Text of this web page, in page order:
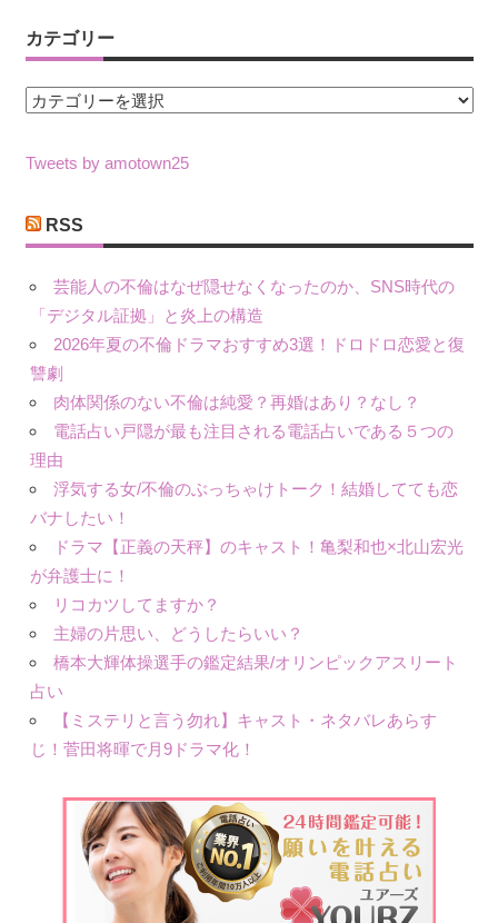
カテゴリー
カ
ゴ
ー
Tweets by amotown25
RSS
芸能人の不倫はなぜ隠せなくなったのか、SNS時代の
「デジタル証拠」と炎上の構造
2026年夏の不倫ドラマおすすめ3選！ドロドロ恋愛と復
讐劇
肉体関係のない不倫は純愛？再婚はあり？なし？
電話占い戸隠が最も注目される電話占いである５つの
理由
浮気する女/不倫のぶっちゃけトーク！結婚してても恋
バナしたい！
ドラマ【正義の天秤】のキャスト！亀梨和也×北山宏光
が弁護士に！
リコカツしてますか？
主婦の片思い、どうしたらいい？
橋本大輝体操選手の鑑定結果/オリンピックアスリート
占い
【ミステリと言う勿れ】キャスト・ネタバレあらす
じ！菅田将暉で月9ドラマ化！